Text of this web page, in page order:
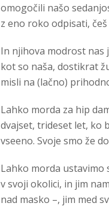
omogočili našo
z eno roko odpisati,
In njihova modrost nas
kot so naša, dostikrat
misli na (lačno)
Lahko morda za hip
dvajset, trideset let, ko
vseeno. Svoje smo že
Lahko morda ustavimo
v svoji okolici, in jim
nad masko –, jim med